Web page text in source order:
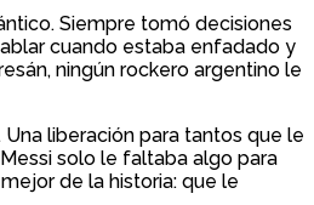
Siempre tomó decisiones
cuando estaba enfadado y
ningún rockero argentino le
Una liberación para tantos que le
solo le faltaba algo para
de la historia: que le